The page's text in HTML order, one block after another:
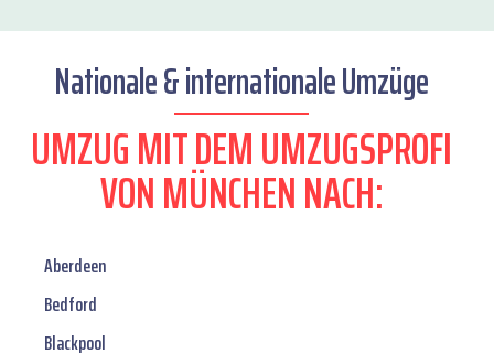
Nationale & internationale Umzüge
UMZUG MIT DEM UMZUGSPROFI
VON MÜNCHEN NACH:
Aberdeen
Bedford
Blackpool